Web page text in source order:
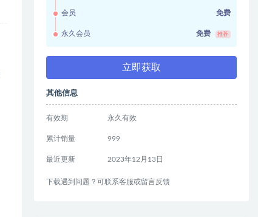
会员 免费
永久会员 免费 推荐
立即获取
其他信息
有效期 永久有效
累计销量 999
最近更新 2023年12月13日
下载遇到问题？可联系客服或留言反馈